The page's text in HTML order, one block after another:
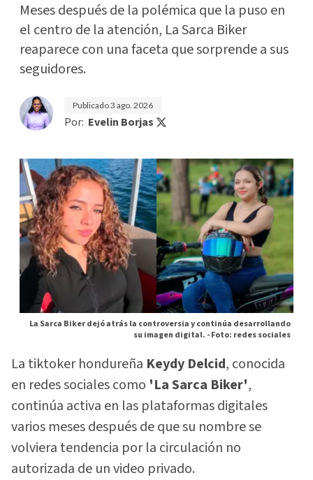
Meses después de la polémica que la puso en
el centro de la atención, La Sarca Biker
reaparece con una faceta que sorprende a sus
seguidores.
Publicado3 ago. 2026
Por: Evelin Borjas
La Sarca Biker dejó atrás la controversia y continúa desarrollando
su imagen digital. -Foto: redes sociales
La tiktoker hondureña Keydy Delcid, conocida
en redes sociales como 'La Sarca Biker',
continúa activa en las plataformas digitales
varios meses después de que su nombre se
volviera tendencia por la circulación no
autorizada de un video privado.